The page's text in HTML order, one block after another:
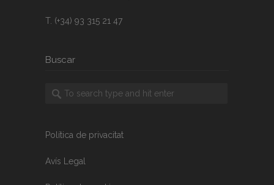
T. (+34) 93 315 21 47
Buscar
Política de privacitat
Avís Legal